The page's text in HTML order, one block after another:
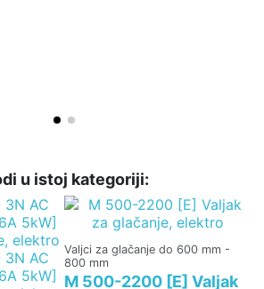
u istoj kategoriji:
Valjci za glačanje do 600 mm -
800 mm
M 500-2200 [E] Valjak